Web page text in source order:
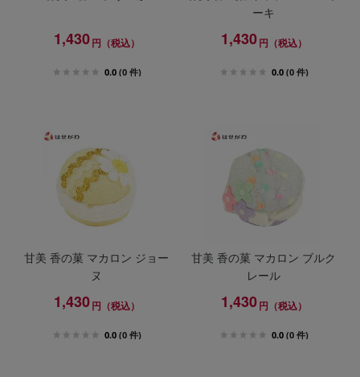
1,430円（税込）
0.0 (0 件)
ーキ
1,430円（税込）
0.0 (0 件)
甘美 香の菓 マカロン ジョー
ヌ
1,430円（税込）
0.0 (0 件)
甘美 香の菓 マカロン ブルク
レール
1,430円（税込）
0.0 (0 件)